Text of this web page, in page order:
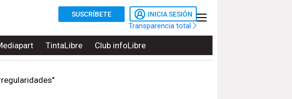
SUSCRÍBETE INICIA SESIÓN
Transparencia total
TintaLibre Club infoLibre